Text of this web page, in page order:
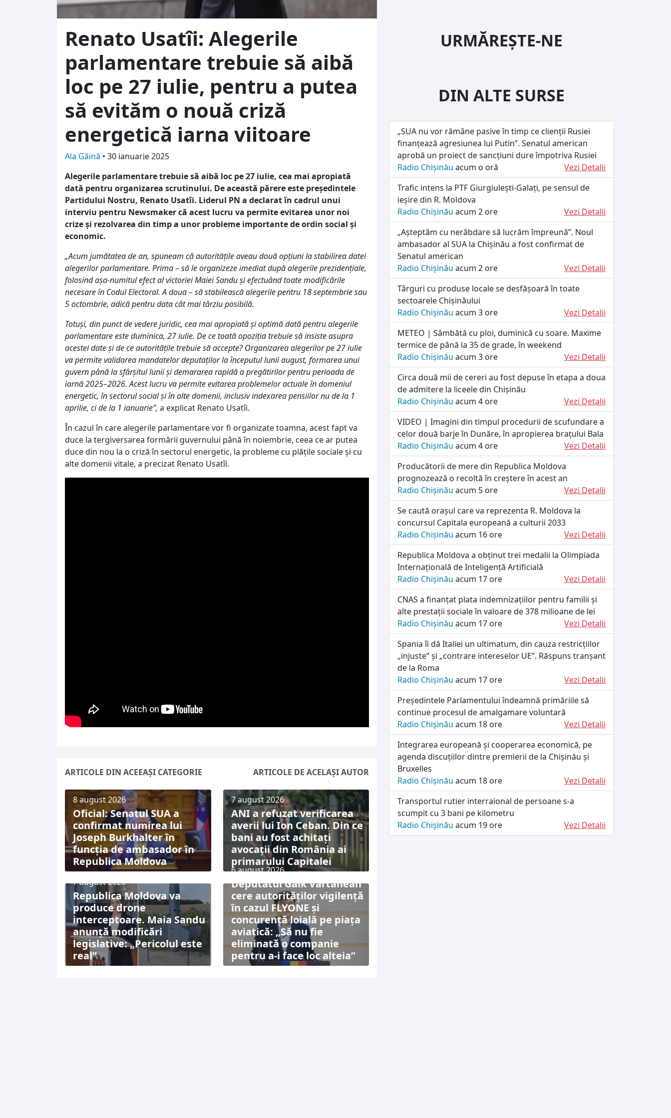
Renato Usatîi: Alegerile
parlamentare trebuie să aibă
loc pe 27 iulie, pentru a putea
să evităm o nouă criză
energetică iarna viitoare
Ala Găină • 30 ianuarie 2025
Alegerile parlamentare trebuie să aibă loc pe 27 iulie, cea mai apropiată
dată pentru organizarea scrutinului. De această părere este președintele
Partidului Nostru, Renato Usatîi. Liderul PN a declarat în cadrul unui
interviu pentru Newsmaker că acest lucru va permite evitarea unor noi
crize și rezolvarea din timp a unor probleme importante de ordin social și
economic.
„Acum jumătatea de an, spuneam că autoritățile aveau două opțiuni la stabilirea datei
alegerilor parlamentare. Prima – să le organizeze imediat după alegerile prezidențiale,
folosind așa-numitul efect al victoriei Maiei Sandu și efectuând toate modificările
necesare în Codul Electoral. A doua – să stabilească alegerile pentru 18 septembrie sau
5 octombrie, adică pentru data cât mai târziu posibilă.
Totuși, din punct de vedere juridic, cea mai apropiată și optimă dată pentru alegerile
parlamentare este duminica, 27 iulie. De ce toată opoziția trebuie să insiste asupra
acestei date și de ce autoritățile trebuie să accepte? Organizarea alegerilor pe 27 iulie
va permite validarea mandatelor deputaților la începutul lunii august, formarea unui
guvern până la sfârșitul lunii și demararea rapidă a pregătirilor pentru perioada de
iarnă 2025–2026. Acest lucru va permite evitarea problemelor actuale în domeniul
energetic, în sectorul social și în alte domenii, inclusiv indexarea pensiilor nu de la 1
aprilie, ci de la 1 ianuarie”, a explicat Renato Usatîi.
În cazul în care alegerile parlamentare vor fi organizate toamna, acest fapt va
duce la tergiversarea formării guvernului până în noiembrie, ceea ce ar putea
duce din nou la o criză în sectorul energetic, la probleme cu plățile sociale și cu
alte domenii vitale, a precizat Renato Usatîi.
ARTICOLE DIN ACEEAȘI CATEGORIE ARTICOLE DE ACELAȘI AUTOR
8 august 2026
Oficial: Senatul SUA a
confirmat numirea lui
Joseph Burkhalter în
funcția de ambasador în
Republica Moldova
7 august 2026
ANI a refuzat verificarea
averii lui Ion Ceban. Din ce
bani au fost achitați
avocații din România ai
primarului Capitalei
7 august 2026
Republica Moldova va
produce drone
interceptoare. Maia Sandu
anunță modificări
legislative: „Pericolul este
real”
6 august 2026
Deputatul Gaik Vartanean
cere autorităților vigilență
în cazul FLYONE și
concurență loială pe piața
aviatică: „Să nu fie
eliminată o companie
pentru a-i face loc alteia”
URMĂREȘTE-NE
DIN ALTE SURSE
„SUA nu vor rămâne pasive în timp ce clienții Rusiei
finanțează agresiunea lui Putin”. Senatul american
aprobă un proiect de sancțiuni dure împotriva Rusiei
Radio Chișinău acum o oră
Vezi Detalii
Trafic intens la PTF Giurgiulești-Galați, pe sensul de
ieșire din R. Moldova
Radio Chișinău acum 2 ore
Vezi Detalii
„Așteptăm cu nerăbdare să lucrăm împreună”. Noul
ambasador al SUA la Chișinău a fost confirmat de
Senatul american
Radio Chișinău acum 2 ore
Vezi Detalii
Târguri cu produse locale se desfășoară în toate
sectoarele Chișinăului
Radio Chișinău acum 3 ore
Vezi Detalii
METEO | Sâmbătă cu ploi, duminică cu soare. Maxime
termice de până la 35 de grade, în weekend
Radio Chișinău acum 3 ore
Vezi Detalii
Circa două mii de cereri au fost depuse în etapa a doua
de admitere la liceele din Chișinău
Radio Chișinău acum 4 ore
Vezi Detalii
VIDEO | Imagini din timpul procedurii de scufundare a
celor două barje în Dunăre, în apropierea brațului Bala
Radio Chișinău acum 4 ore
Vezi Detalii
Producătorii de mere din Republica Moldova
prognozează o recoltă în creștere în acest an
Radio Chișinău acum 5 ore
Vezi Detalii
Se caută orașul care va reprezenta R. Moldova la
concursul Capitala europeană a culturii 2033
Radio Chișinău acum 16 ore
Vezi Detalii
Republica Moldova a obținut trei medalii la Olimpiada
Internațională de Inteligență Artificială
Radio Chișinău acum 17 ore
Vezi Detalii
CNAS a finanțat plata indemnizațiilor pentru familii și
alte prestații sociale în valoare de 378 milioane de lei
Radio Chișinău acum 17 ore
Vezi Detalii
Spania îi dă Italiei un ultimatum, din cauza restricțiilor
„injuste” și „contrare intereselor UE”. Răspuns tranșant
de la Roma
Radio Chișinău acum 17 ore
Vezi Detalii
Președintele Parlamentului îndeamnă primăriile să
continue procesul de amalgamare voluntară
Radio Chișinău acum 18 ore
Vezi Detalii
Integrarea europeană și cooperarea economică, pe
agenda discuțiilor dintre premierii de la Chișinău și
Bruxelles
Radio Chișinău acum 18 ore
Vezi Detalii
Transportul rutier interraional de persoane s-a
scumpit cu 3 bani pe kilometru
Radio Chișinău acum 19 ore Vezi Detalii